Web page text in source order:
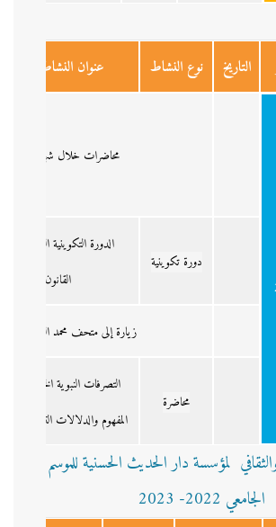
التاريخ نوع النشاط عنوان النشاط
محاضرات خلال شهر رمضان
دورة تكوينية
الدورة التكوينية الثانية
القانون الدولي
زيارة إلى متحف محمد السادس
محاضرة
التصرفات النبوية الخاصة:
المفهوم والدلالات التشريعية
والثقافي لمؤسسة دار الحديث الحسنية للموسم
الجامعي 2022- 2023